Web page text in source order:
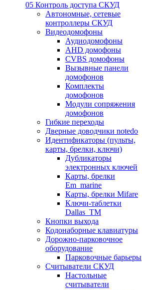
05 Контроль доступа СКУД
Автономные, сетевые
контроллеры СКУД
Видеодомофоны
Аудиодомофоны
AHD домофоны
CVBS домофоны
Вызывные панели
домофонов
Комплекты
домофонов
Модули сопряжения
домофонов
Гибкие переходы
Дверные доводчики notedo
Идентификаторы (пульты,
карты, брелки, ключи)
Дубликаторы
электронных ключей
Карты, брелки
Em_marine
Карты, брелки Mifare
Ключи-таблетки
Dallas_TM
Кнопки выхода
Кодонаборные клавиатуры
Дорожно-парковочное
оборудование
Парковочные барьеры
Считыватели СКУД
Настольные
считыватели